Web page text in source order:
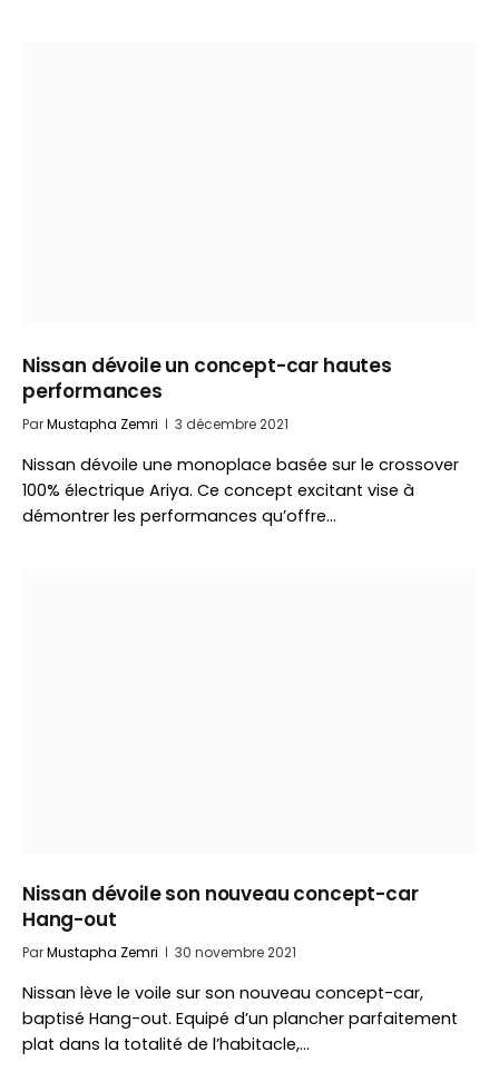
Nissan dévoile un concept-car hautes
performances
ParMustapha Zemri 3 décembre 2021
Nissan dévoile une monoplace basée sur le crossover
100% électrique Ariya. Ce concept excitant vise à
démontrer les performances qu’offre…
Nissan dévoile son nouveau concept-car
Hang-out
ParMustapha Zemri 30 novembre 2021
Nissan lève le voile sur son nouveau concept-car,
baptisé Hang-out. Equipé d’un plancher parfaitement
plat dans la totalité de l’habitacle,…